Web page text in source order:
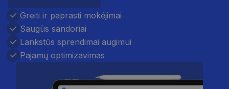
Greiti ir paprasti mokėjimai
Saugūs sandoriai
Lankstūs sprendimai augimui
Pajamų optimizavimas